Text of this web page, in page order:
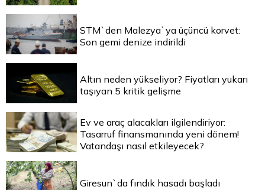
STM`den Malezya`ya üçüncü korvet:
Son gemi denize indirildi
Altın neden yükseliyor? Fiyatları yukarı
taşıyan 5 kritik gelişme
Ev ve araç alacakları ilgilendiriyor:
Tasarruf finansmanında yeni dönem!
Vatandaşı nasıl etkileyecek?
Giresun`da fındık hasadı başladı